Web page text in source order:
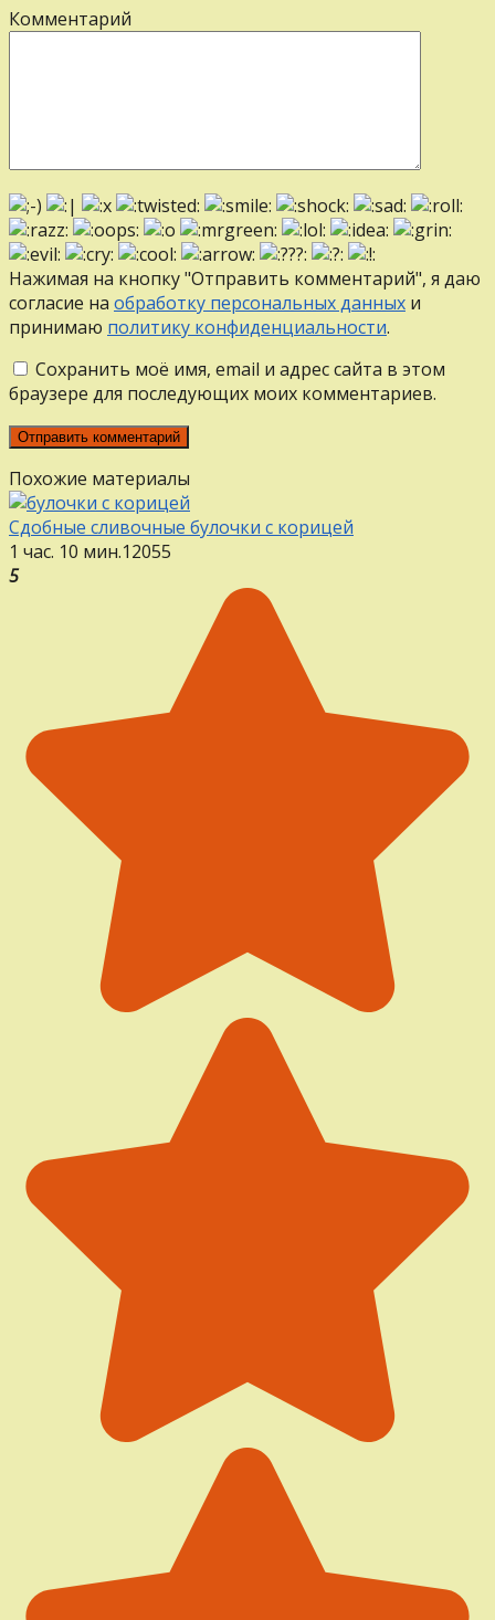
Комментарий
Нажимая на кнопку "Отправить комментарий", я даю
согласие на обработку персональных данных и
принимаю политику конфиденциальности.
Сохранить моё имя, email и адрес сайта в этом
браузере для последующих моих комментариев.
Похожие материалы
Сдобные сливочные булочки с корицей
1 час. 10 мин.12055
5